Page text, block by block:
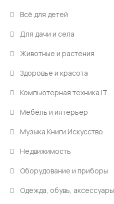
Всё для детей
Для дачи и села
Животные и растения
Здоровье и красота
Компьютерная техника IT
Мебель и интерьер
Музыка Книги Искусство
Недвижимость
Оборудование и приборы
Одежда, обувь, аксессуары